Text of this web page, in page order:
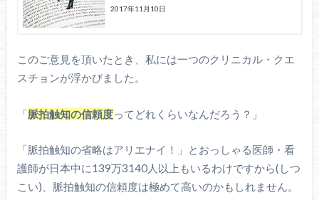
2017年11月10日
このご意見を頂いたとき、私には一つのクリニカル・クエ
スチョンが浮かびました。
「脈拍触知の信頼度ってどれくらいなんだろう？」
「脈拍触知の省略はアリエナイ！」とおっしゃる医師・看
護師が日本中に139万3140人以上もいるわけですから(しつ
こい)、脈拍触知の信頼度は極めて高いのかもしれません。